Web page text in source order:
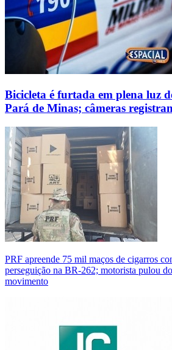
Bicicleta é furtada em plena luz
Pará de Minas; câmeras
PRF apreende 75 mil maços de cigarros
perseguição na BR-262; motorista pulou
movimento